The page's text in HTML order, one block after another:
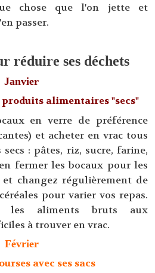
chose que l'on jette et
passer.
réduire ses déchets
Janvier
alimentaires "secs"
en verre de préférence
et acheter en vrac tous
: pâtes, riz, sucre, farine,
fermer les bocaux pour les
changez régulièrement de
pour varier vos repas.
les aliments bruts aux
à trouver en vrac.
Février
avec ses sacs